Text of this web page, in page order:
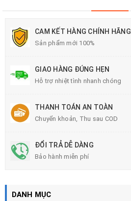
CAM KẾT HÀNG CHÍNH HÃNG
Sản phẩm mới 100%
GIAO HÀNG ĐÚNG HẸN
Hỗ trợ nhiệt tình nhanh chóng
THANH TOÁN AN TOÀN
Chuyển khoản, Thu sau COD
ĐỔI TRẢ DỄ DÀNG
Bảo hành miễn phí
DANH MỤC